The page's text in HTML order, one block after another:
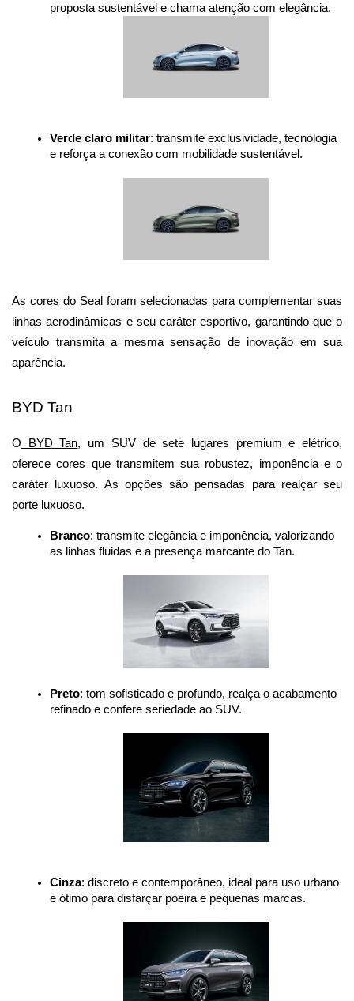
proposta sustentável e chama atenção com elegância.
Verde claro militar: transmite exclusividade, tecnologia
e reforça a conexão com mobilidade sustentável.
As cores do Seal foram selecionadas para complementar suas
linhas aerodinâmicas e seu caráter esportivo, garantindo que o
veículo transmita a mesma sensação de inovação em sua
aparência.
BYD Tan
O BYD Tan, um SUV de sete lugares premium e elétrico,
oferece cores que transmitem sua robustez, imponência e o
caráter luxuoso. As opções são pensadas para realçar seu
porte luxuoso.
Branco: transmite elegância e imponência, valorizando
as linhas fluidas e a presença marcante do Tan.
Preto: tom sofisticado e profundo, realça o acabamento
refinado e confere seriedade ao SUV.
Cinza: discreto e contemporâneo, ideal para uso urbano
e ótimo para disfarçar poeira e pequenas marcas.